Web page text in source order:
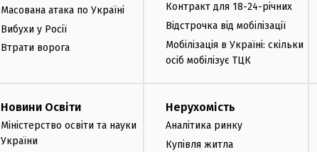
Масована атака по Україні
Вибухи у Росії
Втрати ворога
Контракт для 18-24-річних
Відстрочка від мобілізації
Мобілізація в Україні: скільки
осіб мобілізує ТЦК
Новини Освіти
Міністерство освіти та науки
України
Нерухомість
Аналітика ринку
Купівля житла